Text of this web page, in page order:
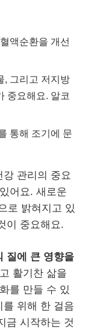
액순환을 개선
, 그리고 저지방
중요해요. 알코
통해 조기에 문
관리의 중요
어요. 새로운
로 밝혀지고 있
이 중요해요.
질에 큰 영향을
활기찬 삶을
를 만들 수 있
를 위해 한 걸음
금 시작하는 것